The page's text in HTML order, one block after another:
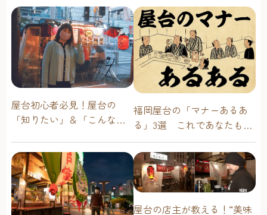
屋台初心者必見！屋台の
「知りたい」＆「こんな時
問に答えます！
福岡屋台の「マナーあるあ
る」3選 これであなたも屋
台通！
屋台の店主が教える！“美味